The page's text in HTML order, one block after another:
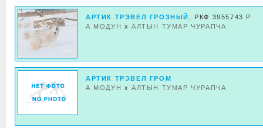
АРТИК ТРЭВЕЛ ГРОЗНЫЙ
, РКФ 3955743 Р
А МОДУН xАЛТЫН ТУМАР ЧУРАПЧА
АРТИК ТРЭВЕЛ ГРОМ
А МОДУН xАЛТЫН ТУМАР ЧУРАПЧА